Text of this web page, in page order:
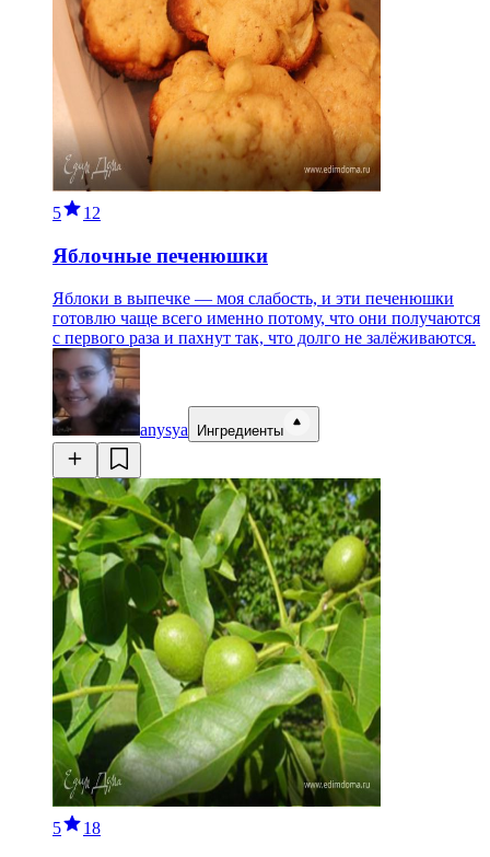
5 12
Яблочные печенюшки
Яблоки в выпечке — моя слабость, и эти печенюшки
готовлю чаще всего именно потому, что они получаются
с первого раза и пахнут так, что долго не залёживаются.
anysya Ингредиенты
5 18